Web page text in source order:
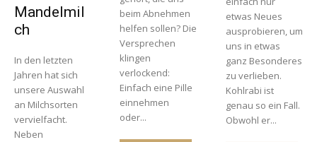
Mandelmil
ch
In den letzten
Jahren hat sich
unsere Auswahl
an Milchsorten
vervielfacht.
Neben
beim Abnehmen
helfen sollen? Die
Versprechen
klingen
verlockend:
Einfach eine Pille
einnehmen
oder...
etwas Neues
ausprobieren, um
uns in etwas
ganz Besonderes
zu verlieben.
Kohlrabi ist
genau so ein Fall.
Obwohl er...